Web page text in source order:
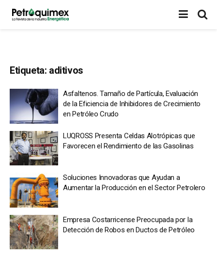
Etiqueta: aditivos
Asfaltenos. Tamaño de Partícula, Evaluación
de la Eficiencia de Inhibidores de Crecimiento
en Petróleo Crudo
LUQROSS Presenta Celdas Alotrópicas que
Favorecen el Rendimiento de las Gasolinas
Soluciones Innovadoras que Ayudan a
Aumentar la Producción en el Sector Petrolero
Empresa Costarricense Preocupada por la
Detección de Robos en Ductos de Petróleo